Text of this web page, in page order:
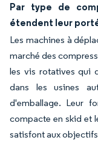
Par type de
étendent leur
Les machines à
marché des
les vis rotatives qui
dans les usines
d'emballage. Leur
compacte en skid et
satisfont aux